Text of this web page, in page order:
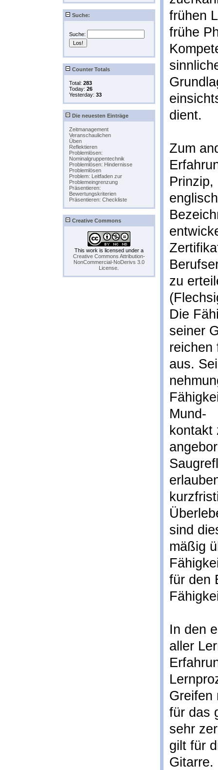
Suche:
Suche:
Counter Totals
Total: 283
Today: 26
Yesterday: 33
Die neuesten Einträge
Zeitmanagement
Veranschaulichen
Üben
Reflektieren
Problemlösen:
Nominalgruppentechnik
Problemlösen: Hindernisse
Problemlösen
Problem: Leitfaden zur
Problemeingrenzung
Präsentieren:
Bewertungskriterien
Präsentieren: Checkliste
Creative Commons
This work is licensed under a
Creative Commons Attribution-
NonCommercial-NoDerivs 3.0
License
frühen
frühe
dient.
Zum
Prinzip,
zu
Die
seiner
reichen
aus.
Mund-
kontakt
sind
mäßig
für den
In den
aller
Greifen
für das
sehr
gilt für
Gitarre.